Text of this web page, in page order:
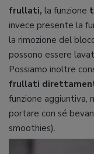
frullati, la funzione
invece presente la
la rimozione del
possono essere
Possiamo inoltre
frullati
funzione aggiuntiva,
portare con sé
smoothies).